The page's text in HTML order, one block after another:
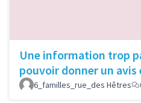
Une information trop
pouvoir donner un avis
6_familles_rue_des Hêtres